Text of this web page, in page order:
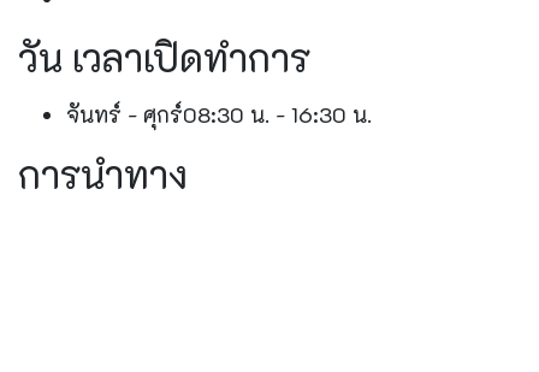
วัน เวลาเปิดทำการ
จันทร์ - ศุกร์08:30 น. - 16:30 น.
การนำทาง